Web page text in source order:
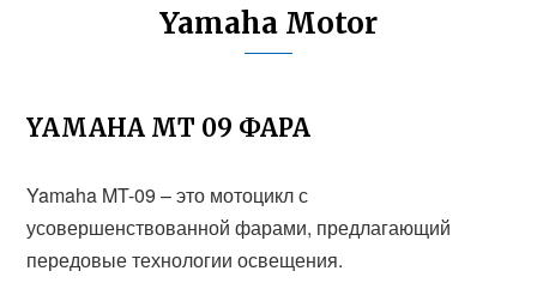
Yamaha Motor
YAMAHA MT 09 ФАРА
Yamaha MT-09 – это мотоцикл с
усовершенствованной фарами, предлагающий
передовые технологии освещения.